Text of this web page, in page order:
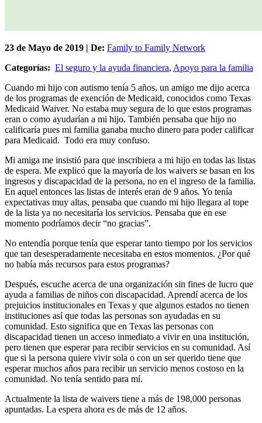
23 de Mayo de 2019 | De: Family to Family Network
Categorías: El seguro y la ayuda financiera, Apoyo para la familia
Cuando mi hijo con autismo tenía 5 años, un amigo me dijo acerca
de los programas de exención de Medicaid, conocidos como Texas
Medicaid Waiver. No estaba muy segura de lo que estos programas
eran o como ayudarían a mi hijo. También pensaba que hijo no
calificaría pues mi familia ganaba mucho dinero para poder calificar
para Medicaid. Todo era muy confuso.
Mi amiga me insistió para que inscribiera a mi hijo en todas las listas
de espera. Me explicó que la mayoría de los waivers se basan en los
ingresos y discapacidad de la persona, no en el ingreso de la familia.
En aquel entonces las listas de interés eran de 9 años. Yo tenía
expectativas muy altas, pensaba que cuando mi hijo llegara al tope
de la lista ya no necesitaría los servicios. Pensaba que en ese
momento podríamos decir “no gracias”.
No entendía porque tenía que esperar tanto tiempo por los servicios
que tan desesperadamente necesitaba en estos momentos. ¿Por qué
no había más recursos para estos programas?
Después, escuche acerca de una organización sin fines de lucro que
ayuda a familias de niños con discapacidad. Aprendí acerca de los
prejuicios institucionales en Texas y que algunos estados no tienen
instituciones así que todas las personas son ayudadas en su
comunidad. Esto significa que en Texas las personas con
discapacidad tienen un acceso inmediato a vivir en una institución,
pero tienen que esperar para recibir servicios en su comunidad. Así
que si la persona quiere vivir sola o con un ser querido tiene que
esperar muchos años para recibir un servicio menos costoso en la
comunidad. No tenía sentido para mí.
Actualmente la lista de waivers tiene a más de 198,000 personas
apuntadas. La espera ahora es de más de 12 años.